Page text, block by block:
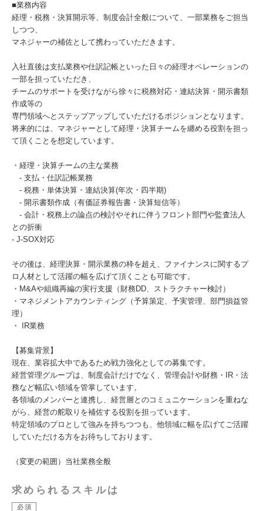
■業務内容
経理・税務・決算開示等、制度会計全般について、一部業務をご担当
しつつ、
マネジャーの補佐として携わっていただきます。
入社直後は支払業務や仕訳記帳といった日々の経理オペレーションの
一部を担っていただき、
チームのサポートを受けながら徐々に税務対応・連結決算・開示書類
作成等の
専門領域へとステップアップしていただけるポジションとなります。
将来的には、マネジャーとして経理・決算チームを纏める役割を担っ
て頂くことを想定しています。
・経理・決算チームの主な業務
- 支払・仕訳記帳業務
- 税務・単体決算・連結決算(年次・四半期)
- 開示書類作成（有価証券報告書・決算短信等）
- 会計・税務上の論点の検討やそれに伴うフロント部門や監査法人
との折衝
- J-SOX対応
その後は、経理決算・開示業務の枠を超え、ファイナンスに関するプ
ロ人材として活躍の幅を広げて頂くことも可能です。
・M&Aや組織再編の実行支援（財務DD、ストラクチャー検討）
・マネジメントアカウンティング（予算策定、予実管理、部門損益管
理）
・ IR業務
【募集背景】
現在、業容拡大中であるため戦力強化としての募集です。
経営管理グループは、制度会計だけでなく、管理会計や財務・IR・法
務など幅広い領域を管掌しています。
各領域のメンバーと連携し、経営層とのコミュニケーションを重ねな
がら、経営の舵取りを補佐する役割を担っています。
特定領域のプロとして強みを持ちつつも、他領域に幅を広げてご活躍
していただける方をお待ちしております。
（変更の範囲）当社業務全般
求められるスキルは
必須